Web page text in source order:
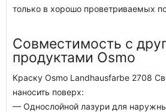
только в хорошо проветриваемых
Совместимость с
продуктами Osmo
Краску Osmo Landhausfarbe 2708
наносить поверх:
— Однослойной лазури для